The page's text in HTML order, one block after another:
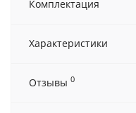
Комплектация
Характеристики
Отзывы 0